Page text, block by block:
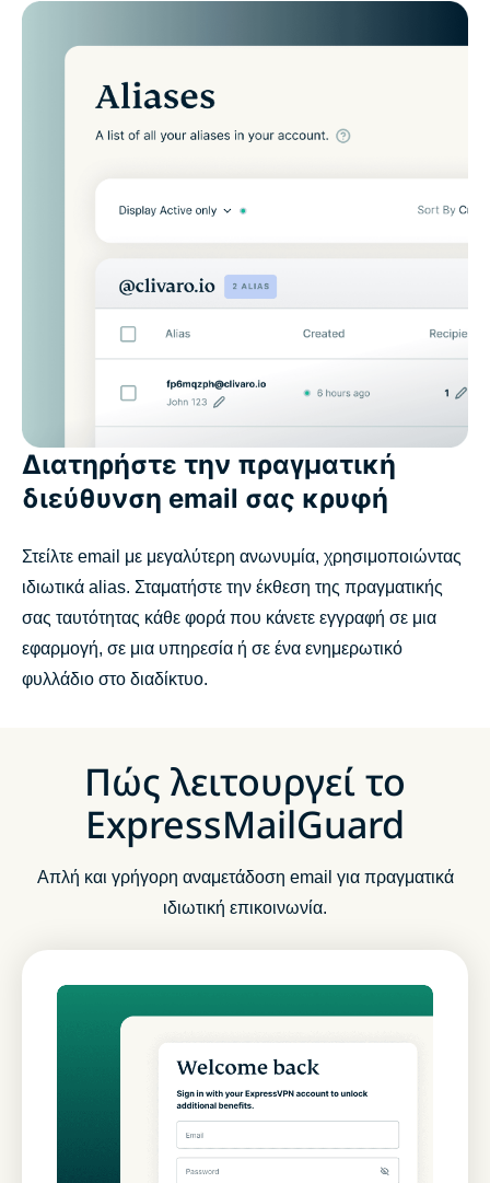
Διατηρήστε την πραγματική
διεύθυνση email σας κρυφή
Στείλτε email με μεγαλύτερη ανωνυμία, χρησιμοποιώντας
ιδιωτικά alias. Σταματήστε την έκθεση της πραγματικής
σας ταυτότητας κάθε φορά που κάνετε εγγραφή σε μια
εφαρμογή, σε μια υπηρεσία ή σε ένα ενημερωτικό
φυλλάδιο στο διαδίκτυο.
Πώς λειτουργεί το
ExpressMailGuard
Απλή και γρήγορη αναμετάδοση email για πραγματικά
ιδιωτική επικοινωνία.